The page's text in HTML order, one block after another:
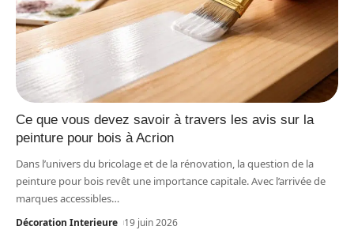
Ce que vous devez savoir à travers les avis sur la
peinture pour bois à Acrion
Dans l’univers du bricolage et de la rénovation, la question de la
peinture pour bois revêt une importance capitale. Avec l’arrivée de
marques accessibles…
Décoration Interieure 19 juin 2026